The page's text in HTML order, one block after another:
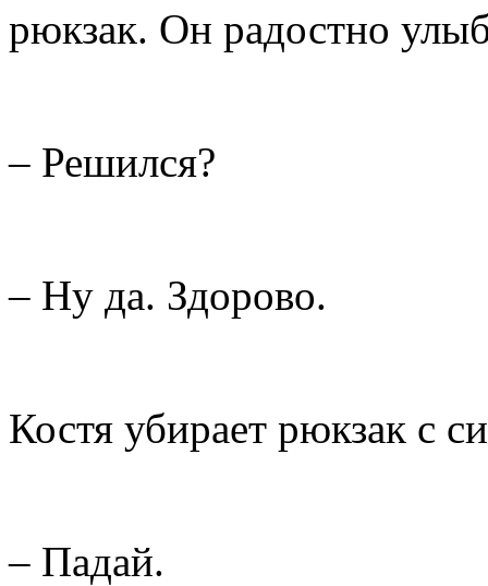
рюкзак. Он радостно
– Решился?
– Ну да. Здорово.
Костя убирает рюкзак с
– Падай.